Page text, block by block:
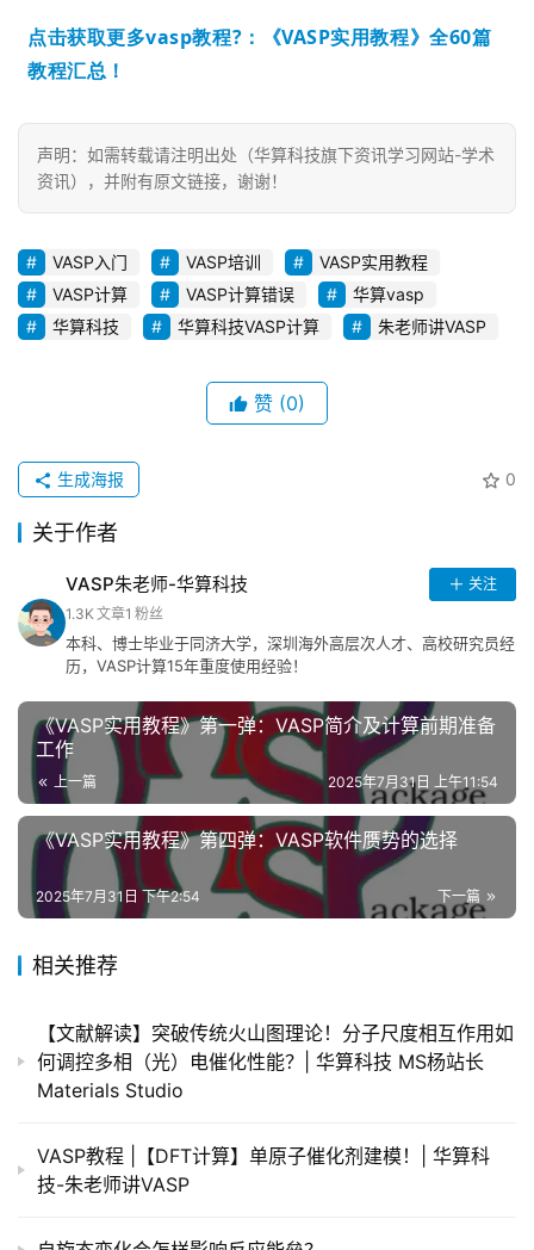
点击获取更多vasp教程?：《VASP实用教程》全60篇
教程汇总！
声明：如需转载请注明出处（华算科技旗下资讯学习网站-学术
资讯），并附有原文链接，谢谢！
VASP入门 VASP培训
VASP实用教程
VASP计算
VASP计算错误
华算vasp
华算科技
华算科技VASP计算 朱老师讲VASP
赞 (0)
0
生成海报
关于作者
VASP朱老师-华算科技
关注
1.3K 文章1 粉丝
本科、博士毕业于同济大学，深圳海外高层次人才、高校研究员经
历，VASP计算15年重度使用经验！
《VASP实用教程》第一弹：VASP简介及计算前期准备
工作
上一篇 2025年7月31日 上午11:54
《VASP实用教程》第四弹：VASP软件赝势的选择
下一篇
2025年7月31日 下午2:54
相关推荐
【文献解读】突破传统火山图理论！分子尺度相互作用如
何调控多相（光）电催化性能？| 华算科技 MS杨站长
Materials Studio
VASP教程 |【DFT计算】单原子催化剂建模！| 华算科
技-朱老师讲VASP